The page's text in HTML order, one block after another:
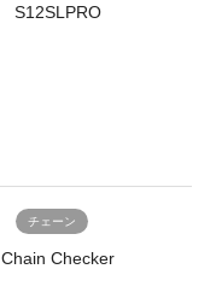
S12SLPRO
チェーン
Chain Checker